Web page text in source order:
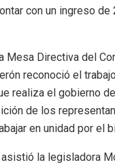
con un ingreso
Mesa Directiva del
reconoció el
realiza el gobierno
de los
en unidad por el
la legisladora